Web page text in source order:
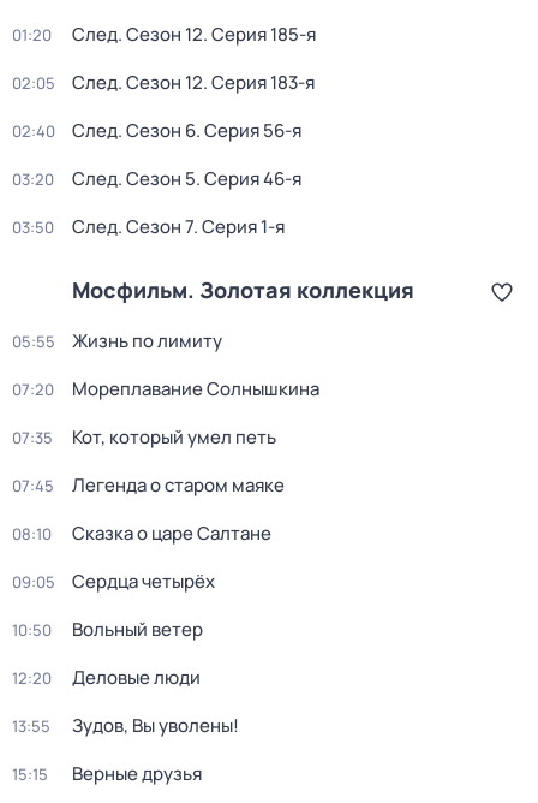
01:20 След. Сезон 12. Серия 185-я
02:05 След. Сезон 12. Серия 183-я
02:40 След. Сезон 6. Серия 56-я
03:20 След. Сезон 5. Серия 46-я
03:50 След. Сезон 7. Серия 1-я
Мосфильм. Золотая коллекция
05:55 Жизнь по лимиту
07:20 Мореплавание Солнышкина
07:35 Кот, который умел петь
07:45 Легенда о старом маяке
08:10 Сказка о царе Салтане
09:05 Сердца четырёх
10:50 Вольный ветер
12:20 Деловые люди
13:55 Зудов, Вы уволены!
15:15 Верные друзья